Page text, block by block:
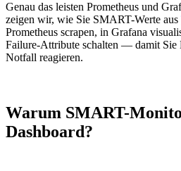
Genau das leisten Prometheus und
zeigen wir, wie Sie SMART-Werte aus
Prometheus scrapen, in Grafana
Failure-Attribute schalten — damit Sie
Notfall reagieren.
Warum SMART-
Dashboard?